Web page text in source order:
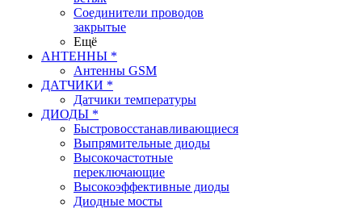
Соединители проводов
закрытые
Ещё
АНТЕННЫ *
Антенны GSM
ДАТЧИКИ *
Датчики температуры
ДИОДЫ *
Быстровосстанавливающиеся
Выпрямительные диоды
Высокочастотные
переключающие
Высокоэффективные диоды
Диодные мосты